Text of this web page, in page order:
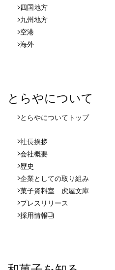
四国地方
九州地方
空港
海外
とらやについて
とらやについて トップ
社長挨拶
会社概要
歴史
企業としての取り組み
菓子資料室 虎屋文庫
プレスリリース
採用情報